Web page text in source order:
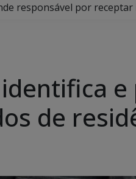
responsável por
identifica
de